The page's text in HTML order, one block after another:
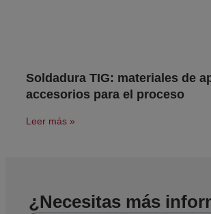
Soldadura TIG: materiales de
accesorios para el proceso
Leer más »
¿Necesitas más